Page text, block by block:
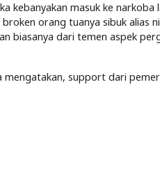
kebanyakan masuk ke narkoba
orang tuanya sibuk alias
biasanya dari temen aspek
mengatakan, support dari